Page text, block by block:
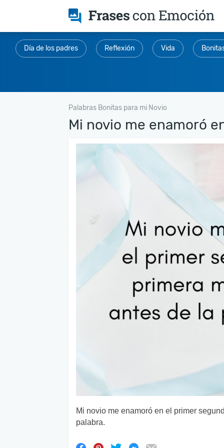
Día de los padres Reflexión Vida
Palabras Bonitas para mi Novio
Mi novio me enamoró
Mi novio me enamoró en el primer
palabra.